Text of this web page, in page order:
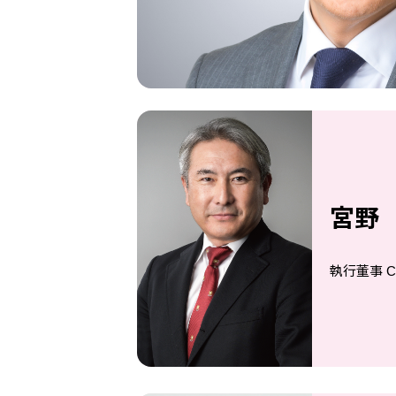
宮
執行董事